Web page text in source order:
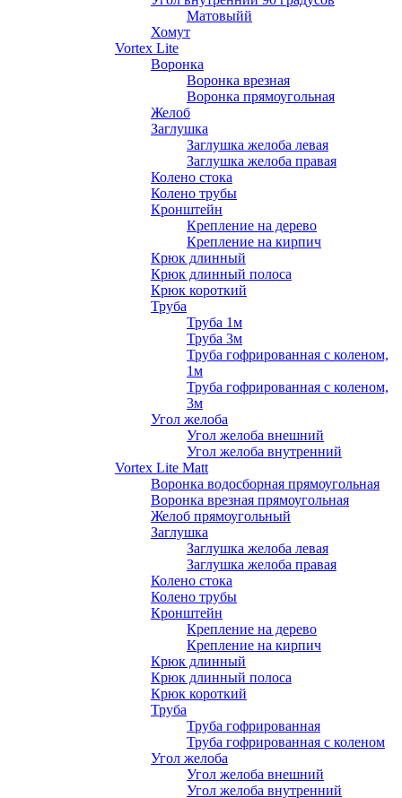
Матовыйй
Хомут
Vortex Lite
Воронка
Воронка врезная
Воронка прямоугольная
Желоб
Заглушка
Заглушка желоба левая
Заглушка желоба правая
Колено стока
Колено трубы
Кронштейн
Крепление на дерево
Крепление на кирпич
Крюк длинный
Крюк длинный полоса
Крюк короткий
Труба
Труба 1м
Труба 3м
Труба гофрированная с коленом,
1м
Труба гофрированная с коленом,
3м
Угол желоба
Угол желоба внешний
Угол желоба внутренний
Vortex Lite Matt
Воронка водосборная прямоугольная
Воронка врезная прямоугольная
Желоб прямоугольный
Заглушка
Заглушка желоба левая
Заглушка желоба правая
Колено стока
Колено трубы
Кронштейн
Крепление на дерево
Крепление на кирпич
Крюк длинный
Крюк длинный полоса
Крюк короткий
Труба
Труба гофрированная
Труба гофрированная с коленом
Угол желоба
Угол желоба внешний
Угол желоба внутренний